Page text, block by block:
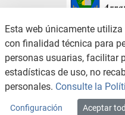
Esta web únicamente
con finalidad técnica para
personas usuarias, facilitar
estadísticas de uso, no
personales. Consulte la
Configuración Aceptar